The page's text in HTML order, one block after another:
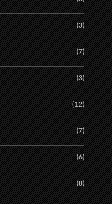
(3)
(7)
(3)
(12)
(7)
(6)
(8)